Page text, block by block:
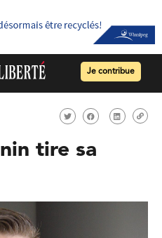
Je contribue
tire sa